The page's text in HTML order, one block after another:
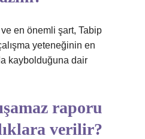
en önemli şart, Tabip
yeteneğinin en
kaybolduğuna dair
raporu
verilir?